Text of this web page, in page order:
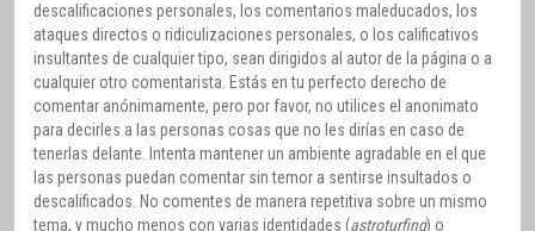
descalificaciones personales, los comentarios maleducados, los
ataques directos o ridiculizaciones personales, o los calificativos
insultantes de cualquier tipo, sean dirigidos al autor de la página o a
cualquier otro comentarista. Estás en tu perfecto derecho de
comentar anónimamente, pero por favor, no utilices el anonimato
para decirles a las personas cosas que no les dirías en caso de
tenerlas delante. Intenta mantener un ambiente agradable en el que
las personas puedan comentar sin temor a sentirse insultados o
descalificados. No comentes de manera repetitiva sobre un mismo
tema, y mucho menos con varias identidades (astroturfing) o